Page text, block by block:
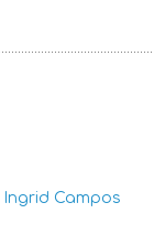
Ingrid Campos